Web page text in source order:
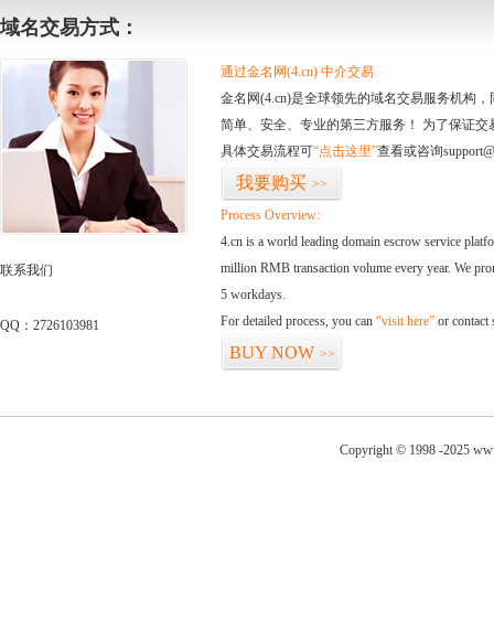
域名交易方式：
联系我们
QQ：2726103981
通过金名网(4.cn) 中介交易
金名网(4.cn)是全球领先的域名交易服务机构
简单、安全、专业的第三方服务！ 为了保证
具体交易流程可“点击这里”查看或咨询
我要购买 >>
Process Overview:
4.cn is a world leading domain escrow service
million RMB transaction volume every year. We
5 workdays.
For detailed process, you can “visit here” or contact
BUY NOW >>
Copyright © 1998 -2025